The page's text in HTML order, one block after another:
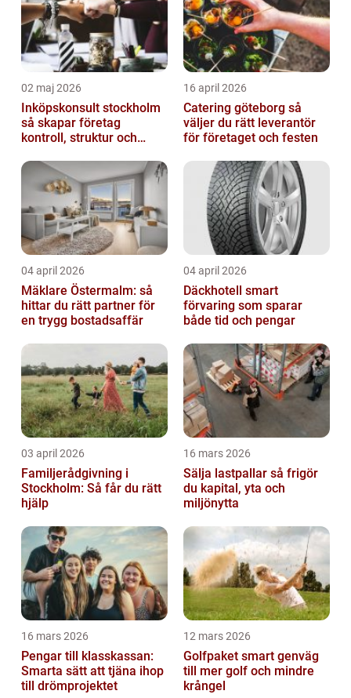
02 maj 2026
Inköpskonsult stockholm
så skapar företag
kontroll, struktur och
16 april 2026
Catering göteborg så
väljer du rätt leverantör
för företaget och festen
04 april 2026
Mäklare Östermalm: så
hittar du rätt partner för
en trygg bostadsaffär
04 april 2026
Däckhotell smart
förvaring som sparar
både tid och pengar
03 april 2026
Familjerådgivning i
Stockholm: Så får du rätt
hjälp
16 mars 2026
Sälja lastpallar så frigör
du kapital, yta och
miljönytta
16 mars 2026
Pengar till klasskassan:
Smarta sätt att tjäna ihop
till drömprojektet
12 mars 2026
Golfpaket smart genväg
till mer golf och mindre
krångel